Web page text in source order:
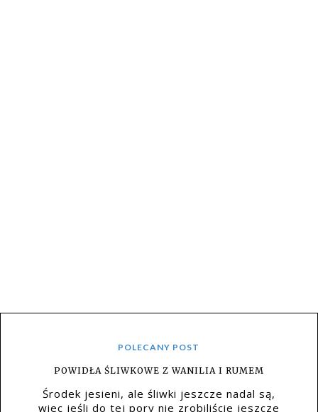
POLECANY POST
POWIDŁA ŚLIWKOWE Z WANILIA I RUMEM
Środek jesieni, ale śliwki jeszcze nadal są,
wiec jeśli do tej pory nie zrobiliście jeszcze